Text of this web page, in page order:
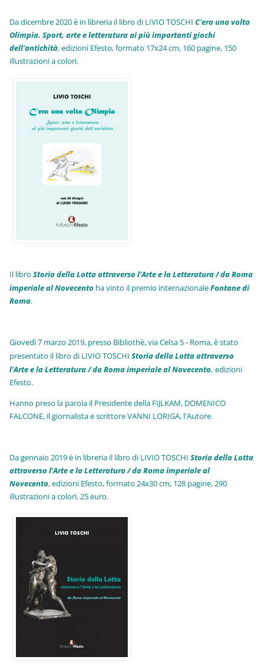
Da dicembre 2020 è in libreria il libro di LIVIO TOSCHIC'era una volta
Olimpia. Sport, arte e letteratura ai più importanti giochi
dell'antichità,edizioni Efesto, formato 17x24 cm, 160 pagine, 150
illustrazioni a colori.
Il libroStoria della Lotta attraverso l'Arte e la Letteratura / da Roma
imperiale al Novecento ha vinto il premio internazionaleFontane di
Roma.
Giovedì 7 marzo 2019, presso Bibliothè, via Celsa 5 - Roma, è stato
presentato il libro di LIVIO TOSCHIStoria della Lotta attraverso
l'Arte e la Letteratura / da Roma imperiale al Novecento, edizioni
Efesto.
Hanno preso la parola il Presidente della FIJLKAM, DOMENICO
FALCONE, il giornalista e scrittore VANNI LORIGA, l'Autore.
Da gennaio 2019 è in libreria il libro di LIVIO TOSCHIStoria della Lotta
attraverso l'Arte e la Letteratura / da Roma imperiale al
Novecento, edizioni Efesto, formato 24x30 cm, 128 pagine, 290
illustrazioni a colori, 25 euro.